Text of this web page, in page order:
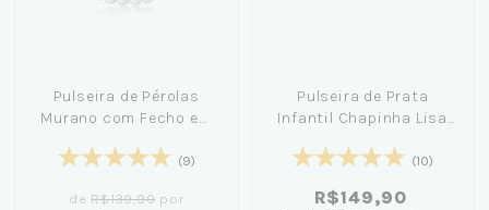
Pulseira de Pérolas
Murano com Fecho em
(9)
deR$139,90 por
Pulseira de Prata
Infantil Chapinha Lisa
(10)
R$149,90